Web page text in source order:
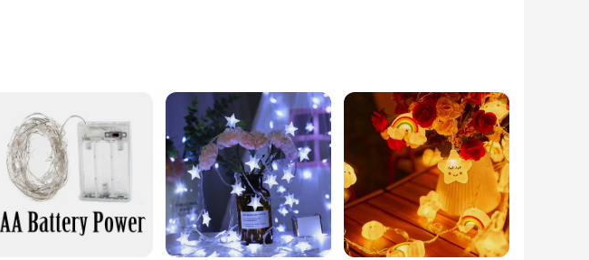
star-shaped lights are not only aesthetically pleasing but also energy-efficient, ensuring
these lights are versatile enough to fit any setting. With a variety of sets available, from 5